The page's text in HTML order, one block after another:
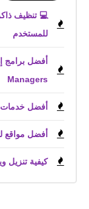
💻 تنظيف
للمستخدم
Managers
أفضل خدمات
أفضل مواقع
كيفية تنزيل ويندوز